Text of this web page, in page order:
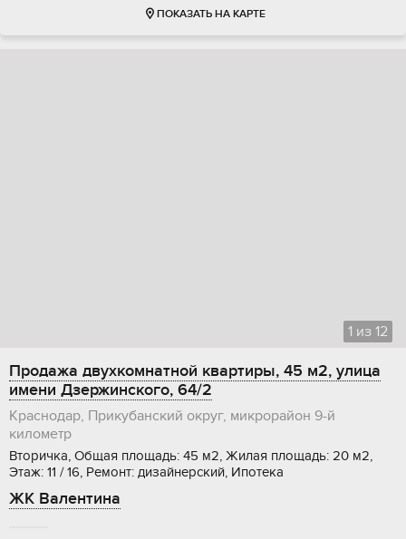
ПОКАЗАТЬ НА КАРТЕ
1 из 12
Продажа двухкомнатной квартиры, 45 м2, улица
имени Дзержинского, 64/2
Краснодар, Прикубанский округ, микрорайон 9-й
километр
Вторичка, Общая площадь: 45 м2, Жилая площадь: 20 м2,
Этаж: 11 / 16, Ремонт: дизайнерский, Ипотека
ЖК Валентина